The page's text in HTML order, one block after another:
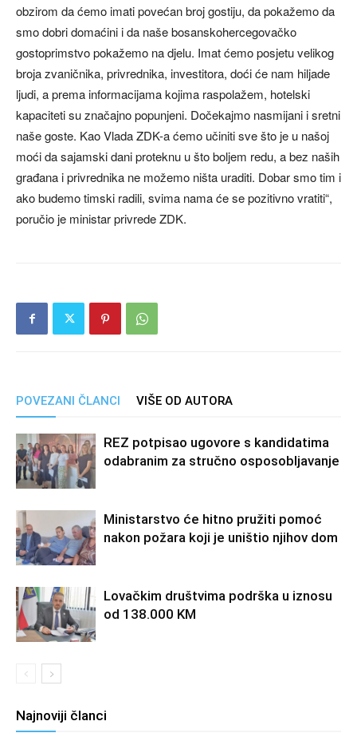
obzirom da ćemo imati povećan broj gostiju, da pokažemo da
smo dobri domaćini i da naše bosanskohercegovačko
gostoprimstvo pokažemo na djelu. Imat ćemo posjetu velikog
broja zvaničnika, privrednika, investitora, doći će nam hiljade
ljudi, a prema informacijama kojima raspolažem, hotelski
kapaciteti su značajno popunjeni. Dočekajmo nasmijani i sretni
naše goste. Kao Vlada ZDK-a ćemo učiniti sve što je u našoj
moći da sajamski dani proteknu u što boljem redu, a bez naših
građana i privrednika ne možemo ništa uraditi. Dobar smo tim i
ako budemo timski radili, svima nama će se pozitivno vratiti“,
poručio je ministar privrede ZDK.
POVEZANI ČLANCI VIŠE OD AUTORA
REZ potpisao ugovore s kandidatima
odabranim za stručno osposobljavanje
Ministarstvo će hitno pružiti pomoć
nakon požara koji je uništio njihov dom
Lovačkim društvima podrška u iznosu
od 138.000 KM
Najnoviji članci